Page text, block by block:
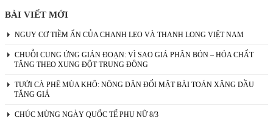
BÀI VIẾT MỚI
NGUY CƠ TIỀM ẨN CỦA CHANH LEO VÀ THANH LONG VIỆT NAM
CHUỖI CUNG ỨNG GIÁN ĐOẠN: VÌ SAO GIÁ PHÂN BÓN – HÓA CHẤT
TĂNG THEO XUNG ĐỘT TRUNG ĐÔNG
TƯỚI CÀ PHÊ MÙA KHÔ: NÔNG DÂN ĐỐI MẶT BÀI TOÁN XĂNG DẦU
TĂNG GIÁ
CHÚC MỪNG NGÀY QUỐC TẾ PHỤ NỮ 8/3